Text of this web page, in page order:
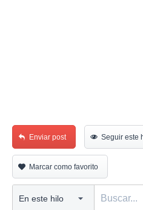
Enviar post Seguir este
Marcar como favorito